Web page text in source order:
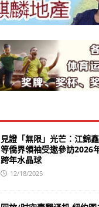
見證「無限」光芒：江錦
等僑界領袖受邀參訪2026
跨年水晶球
12/18/2025